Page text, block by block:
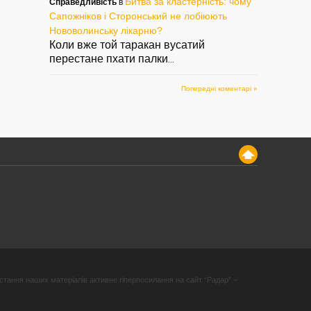
Справедливість в
Сапожніков і Сторонський не лобіюють
Нововолинську лікарню?
Коли вже той таракан вусатий
перестане пхати палки
Попередні коментарі »
наших матеріалів активне гіперпосилання на сайт “Радар” –